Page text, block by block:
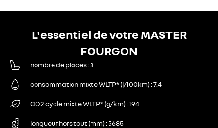
L'essentiel de votre MASTER
FOURGON
nombre de places 3
consommation mixte WLTP* (l/100km) 7.4
CO2 cycle mixte WLTP* (g/km) 194
longueur hors tout (mm) 5685